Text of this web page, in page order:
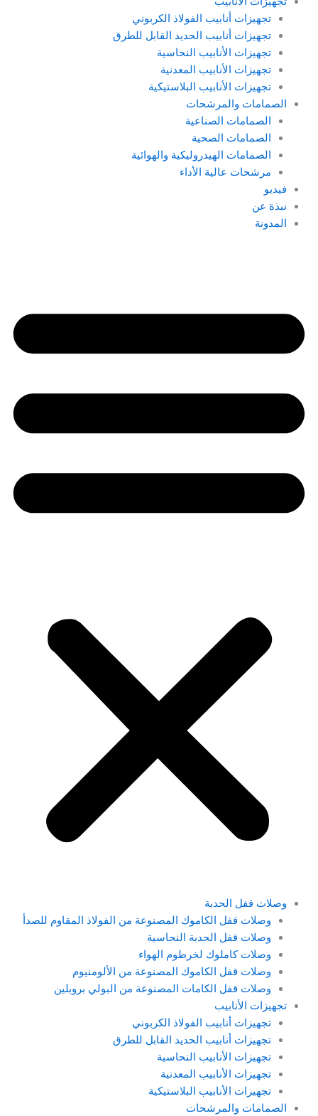
تجهيزات أنابيب الفولاذ الكربوني
تجهيزات أنابيب الحديد القابل للطرق
تجهيزات الأنابيب النحاسية
تجهيزات الأنابيب المعدنية
تجهيزات الأنابيب البلاستيكية
الصمامات والمرشحات
الصمامات الصناعية
الصمامات الصحية
الصمامات الهيدروليكية والهوائية
مرشحات عالية الأداء
فيديو
نبذة عن
المدونة
وصلات قفل الحدبة
وصلات قفل الكاموك المصنوعة من الفولاذ المقاوم للصدأ
وصلات قفل الحدبة النحاسية
وصلات كاملوك لخرطوم الهواء
وصلات قفل الكاموك المصنوعة من الألومنيوم
وصلات قفل الكامات المصنوعة من البولي بروبلين
تجهيزات الأنابيب
تجهيزات أنابيب الفولاذ الكربوني
تجهيزات أنابيب الحديد القابل للطرق
تجهيزات الأنابيب النحاسية
تجهيزات الأنابيب المعدنية
تجهيزات الأنابيب البلاستيكية
الصمامات والمرشحات